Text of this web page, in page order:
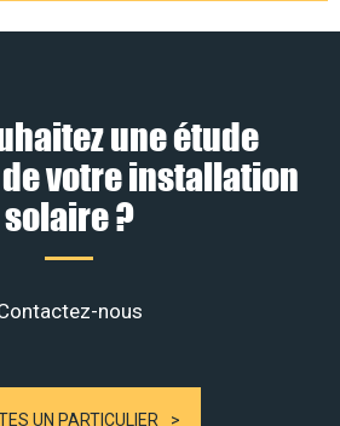
une étude
votre installation
solaire ?
nous
UN PARTICULIER